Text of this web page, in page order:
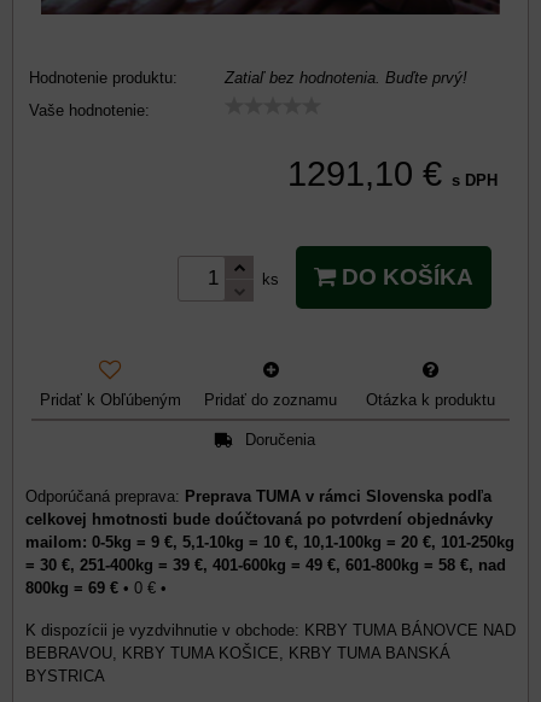
Hodnotenie produktu:
Zatiaľ bez hodnotenia. Buďte prvý!
Vaše hodnotenie:
1291,10 € s DPH
ks DO KOŠÍKA
Pridať k Obľúbeným Pridať do zoznamu Otázka k produktu
Doručenia
Preprava TUMA v rámci Slovenska podľa
celkovej hmotnosti bude doúčtovaná po potvrdení objednávky
mailom: 0-5kg = 9 €, 5,1-10kg = 10 €, 10,1-100kg = 20 €, 101-250kg
= 30 €, 251-400kg = 39 €, 401-600kg = 49 €, 601-800kg = 58 €, nad
800kg = 69 € • 0 € •
KRBY TUMA BÁNOVCE NAD
BEBRAVOU, KRBY TUMA KOŠICE, KRBY TUMA BANSKÁ
BYSTRICA